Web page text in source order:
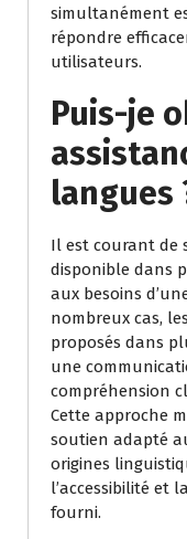
simultanément
répondre
utilisateurs.
Puis-je
langues
Il est courant de
disponible dans
aux besoins
nombreux cas,
proposés dans
une
compréhension
Cette approche
soutien adapté
origines
l’accessibilité et
fourni.